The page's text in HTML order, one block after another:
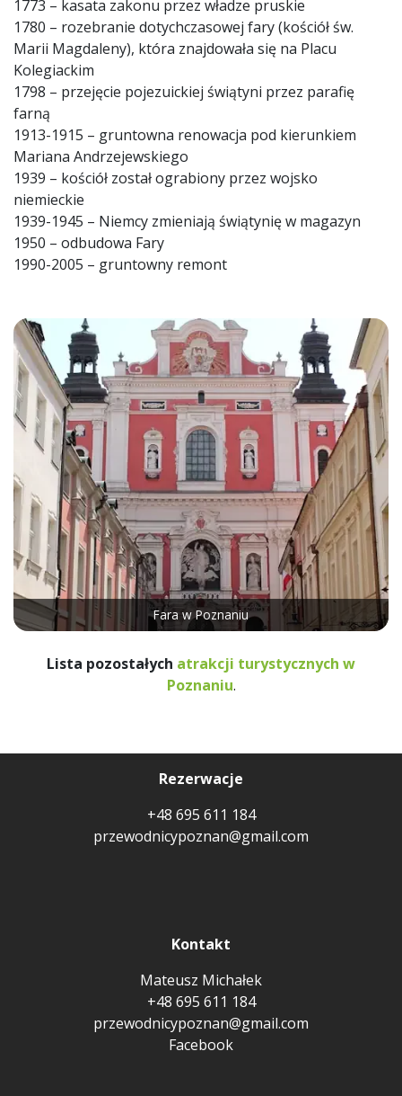
1773 – kasata zakonu przez władze pruskie
1780 – rozebranie dotychczasowej fary (kościół św.
Marii Magdaleny), która znajdowała się na Placu
Kolegiackim
1798 – przejęcie pojezuickiej świątyni przez parafię
farną
1913-1915 – gruntowna renowacja pod kierunkiem
Mariana Andrzejewskiego
1939 – kościół został ograbiony przez wojsko
niemieckie
1939-1945 – Niemcy zmieniają świątynię w magazyn
1950 – odbudowa Fary
1990-2005 – gruntowny remont
Fara w Poznaniu
Lista pozostałych atrakcji turystycznych w
Poznaniu.
Rezerwacje
+48 695 611 184
przewodnicypoznan@gmail.com
Kontakt
Mateusz Michałek
+48 695 611 184
przewodnicypoznan@gmail.com
Facebook